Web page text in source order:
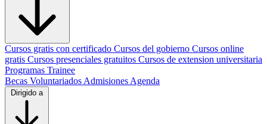
Cursos gratis con certificado Cursos del gobierno Cursos online
gratis Cursos presenciales gratuitos Cursos de extension universitaria
Programas Trainee
Becas Voluntariados Admisiones Agenda
Dirigido a